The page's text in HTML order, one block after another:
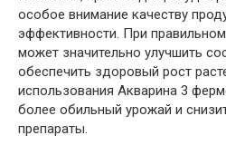
особое внимание качеству
эффективности. При
может значительно улучшить
обеспечить здоровый рост
использования Акварина 3
более обильный урожай и
препараты.